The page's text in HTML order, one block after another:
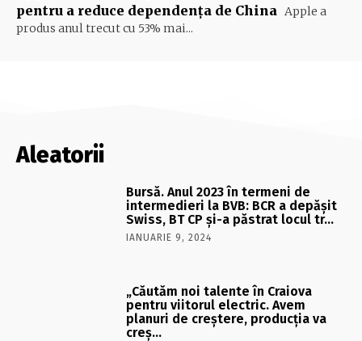
pentru a reduce dependența de China Apple a
produs anul trecut cu 53% mai...
Aleatorii
Bursă. Anul 2023 în termeni de
intermedieri la BVB: BCR a depăşit
Swiss, BT CP şi-a păstrat locul tr…
IANUARIE 9, 2024
„Căutăm noi talente în Craiova
pentru viitorul electric. Avem
planuri de creştere, producţia va
creş…